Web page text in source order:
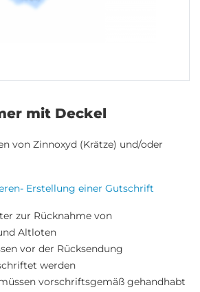
mit Deckel
von Zinnoxyd (Krätze) und/oder
Erstellung einer Gutschrift
zur Rücknahme von
Altloten
vor der Rücksendung
werden
vorschriftsgemäß gehandhabt